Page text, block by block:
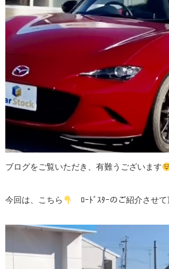
ブログをご覧いただき、有難うございます
今回は、こちら ﾛｰﾄﾞｽﾀｰのご紹介させ